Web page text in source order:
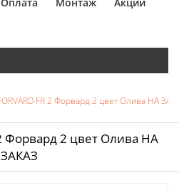
FR 2 Форвард 2 цвет Олива НА
Форвард 2 цвет Олива НА
ЗАКАЗ